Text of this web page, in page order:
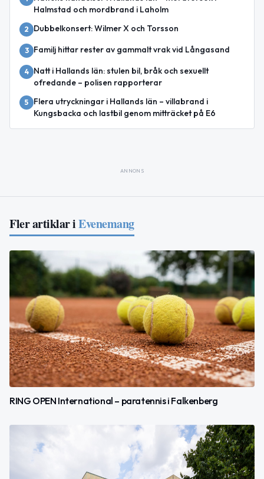
Halmstad och mordbrand i Laholm
2 Dubbelkonsert: Wilmer X och Torsson
3 Familj hittar rester av gammalt vrak vid Långasand
4
Natt i Hallands län: stulen bil, bråk och sexuellt
ofredande – polisen rapporterar
5
Flera utryckningar i Hallands län – villabrand i
Kungsbacka och lastbil genom mitträcket på E6
ANNONS
Fler artiklar iEvenemang
RING OPEN International – paratennis i Falkenberg